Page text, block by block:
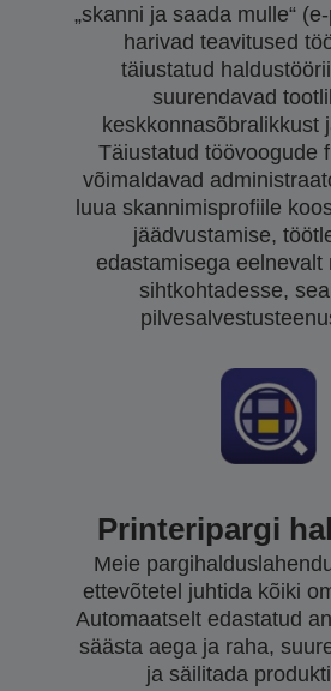
„skanni ja saada mulle“
harivad teavitused
täiustatud
suurendavad
keskkonnasõbralikkust
Täiustatud töövoogude
võimaldavad
luua skannimisprofiile
jäädvustamise,
edastamisega eelnevalt
sihtkohtadesse,
Printeripargi
Meie
ettevõtetel juhtida kõiki
Automaatselt edastatud
säästa aega ja raha,
ja säilitada